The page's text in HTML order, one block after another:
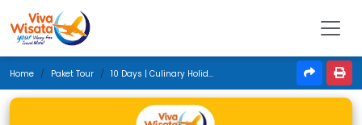
Home Paket Tour 10 Days | Culinary Holiday In China | Oktober 2025 | Jakarta